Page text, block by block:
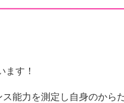
ます！
能力を測定し自身のから